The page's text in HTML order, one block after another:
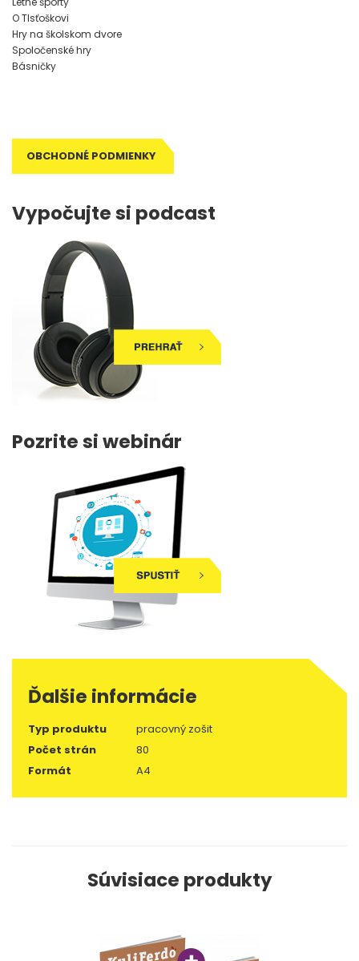
O Tlsťoškovi
Hry na školskom dvore
Spoločenské hry
Básničky
OBCHODNÉ PODMIENKY
Vypočujte si podcast
Pozrite si webinár
Ďalšie informácie
Typ produktu
pracovný zošit
Počet strán
80
Formát
A4
Súvisiace produkty